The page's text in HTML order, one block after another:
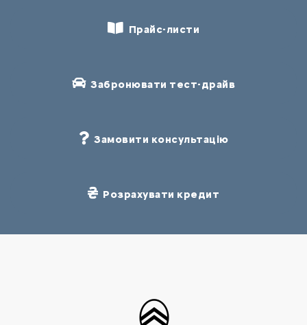
Прайс-листи
Забронювати тест-драйв
Замовити консультацію
Розрахувати кредит